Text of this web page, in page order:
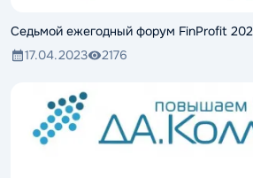
Седьмой ежегодный форум FinProfit
17.04.2023
2176